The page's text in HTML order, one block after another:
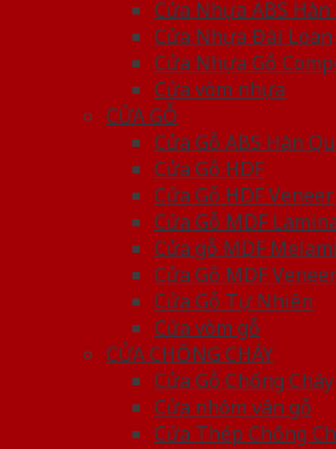
Cửa Nhựa ABS Hàn
Cửa Nhựa Đài Loan
Cửa Nhựa Gỗ
Cửa vòm nhựa
CỬA GỖ
Cửa Gỗ ABS Hàn
Cửa Gỗ HDF
Cửa Gỗ HDF Veneer
Cửa Gỗ MDF
Cửa gỗ MDF
Cửa Gỗ MDF Veneer
Cửa Gỗ Tự Nhiên
Cửa vòm gỗ
CỬA CHỐNG CHÁY
Cửa Gỗ Chống Cháy
Cửa nhôm vân gỗ
Cửa Thép Chống